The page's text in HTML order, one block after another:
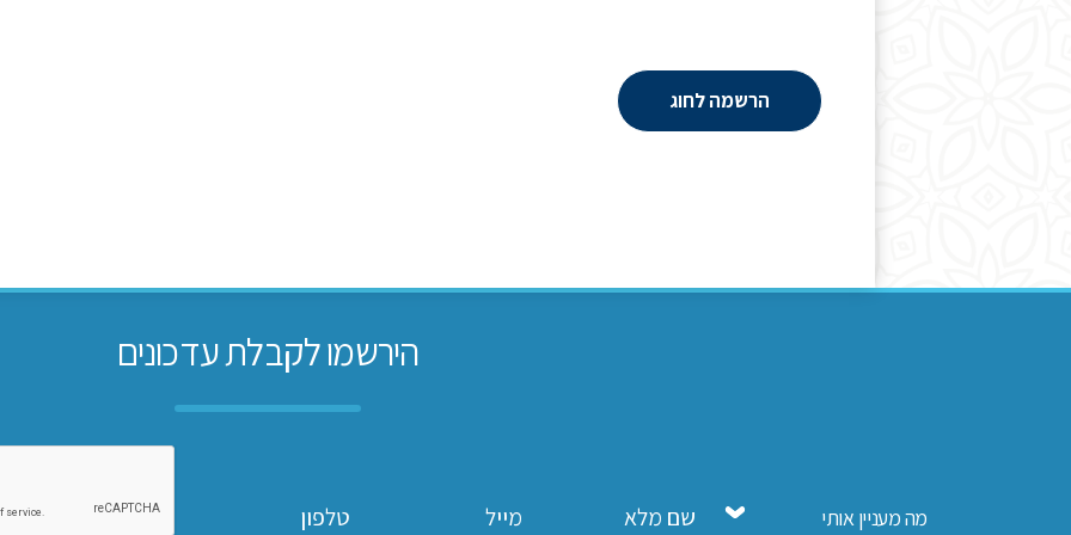
הרשמה לחוג
הירשמו לקבלת עדכונים